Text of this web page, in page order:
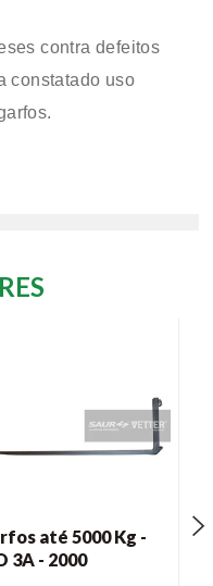
contra defeitos
constatado uso
até 5000 Kg -
3A - 2000